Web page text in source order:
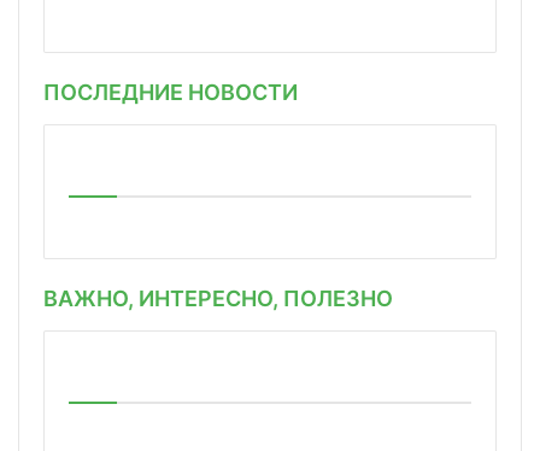
ПОСЛЕДНИЕ НОВОСТИ
ВАЖНО, ИНТЕРЕСНО, ПОЛЕЗНО